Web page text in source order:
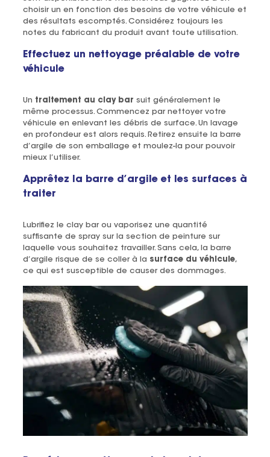
choisir un en fonction des besoins de votre véhicule et
des résultats escomptés. Considérez toujours les
notes du fabricant du produit avant toute utilisation.
Effectuez un nettoyage préalable de votre
véhicule
Un traitement au clay bar suit généralement le
même processus. Commencez par nettoyer votre
véhicule en enlevant les débris de surface. Un lavage
en profondeur est alors requis. Retirez ensuite la barre
d’argile de son emballage et moulez-la pour pouvoir
mieux l’utiliser.
Apprêtez la barre d’argile et les surfaces à
traiter
Lubrifiez le clay bar ou vaporisez une quantité
suffisante de spray sur la section de peinture sur
laquelle vous souhaitez travailler. Sans cela, la barre
d’argile risque de se coller à la surface du véhicule,
ce qui est susceptible de causer des dommages.